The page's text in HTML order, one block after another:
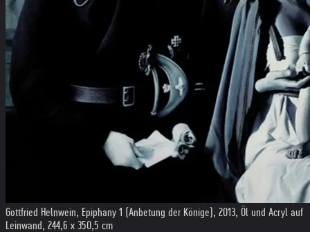
Gottfried Helnwein, Epiphany 1 (Anbetung der Könige), 2013, Öl und Acryl auf
Leinwand, 244,6 x 350,5 cm